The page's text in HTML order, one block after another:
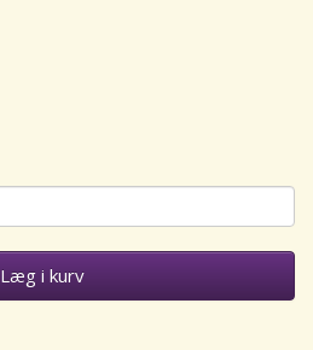
Læg i kurv